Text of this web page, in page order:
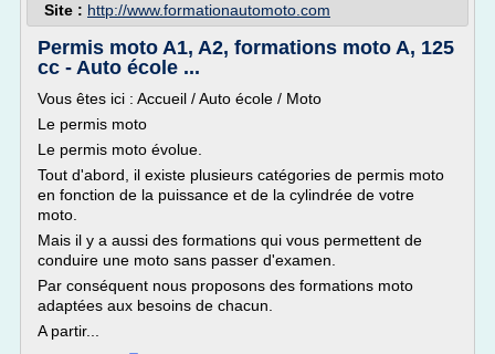
Site : http://www.formationautomoto.com
Permis moto A1, A2, formations moto A, 125
cc - Auto école ...
Vous êtes ici : Accueil / Auto école / Moto
Le permis moto
Le permis moto évolue.
Tout d'abord, il existe plusieurs catégories de permis moto
en fonction de la puissance et de la cylindrée de votre
moto.
Mais il y a aussi des formations qui vous permettent de
conduire une moto sans passer d'examen.
Par conséquent nous proposons des formations moto
adaptées aux besoins de chacun.
A partir...